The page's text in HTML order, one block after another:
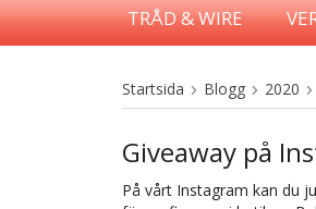
TRÅD & WIRE
Startsida Blogg 2020
Giveaway på
På vårt Instagram kan du